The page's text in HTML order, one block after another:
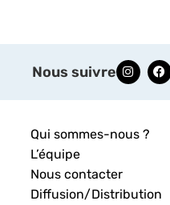
Nous suivre
Qui sommes-nous ?
L’équipe
Nous contacter
Diffusion/Distribution